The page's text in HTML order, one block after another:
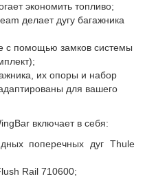
экономить топливо;
делает дугу багажника
с помощью замков системы
их опоры и набор
для вашего
включает в себя:
поперечных дуг Thule
Rail 710600;